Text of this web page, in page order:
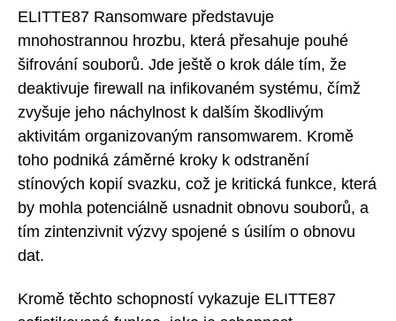
ELITTE87 Ransomware představuje
mnohostrannou hrozbu, která přesahuje pouhé
šifrování souborů. Jde ještě o krok dále tím, že
deaktivuje firewall na infikovaném systému, čímž
zvyšuje jeho náchylnost k dalším škodlivým
aktivitám organizovaným ransomwarem. Kromě
toho podniká záměrné kroky k odstranění
stínových kopií svazku, což je kritická funkce, která
by mohla potenciálně usnadnit obnovu souborů, a
tím zintenzivnit výzvy spojené s úsilím o obnovu
dat.
Kromě těchto schopností vykazuje ELITTE87